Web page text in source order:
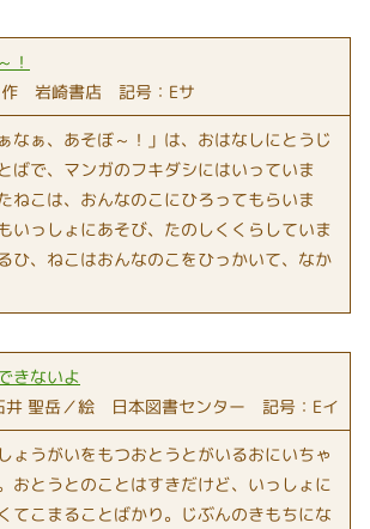
！
作 岩崎書店 記号：Eサ
なぁ、あそぼ～！」は、おはなしにとうじ
ばで、マンガのフキダシにはいっていま
ねこは、おんなのこにひろってもらいま
いっしょにあそび、たのしくくらしていま
ひ、ねこはおんなのこをひっかいて、なか
きないよ
聖岳／絵 日本図書センター 記号：Eイ
ょうがいをもつおとうとがいるおにいちゃ
おとうとのことはすきだけど、いっしょに
てこまることばかり。じぶんのきもちにな